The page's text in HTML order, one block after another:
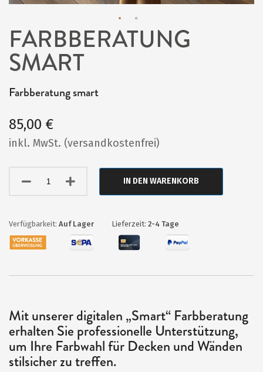
Zum
Anfang
der
Bildergalerie
FARBBERATUNG
SMART
Farbberatung smart
85,00 €
inkl. MwSt. (versandkostenfrei)
IN DEN WARENKORB
Auf Lager Lieferzeit: 2-4 Tage
Mit unserer digitalen „Smart“ Farbberatung
erhalten Sie professionelle Unterstützung,
um Ihre Farbwahl für Decken und Wänden
stilsicher zu treffen.